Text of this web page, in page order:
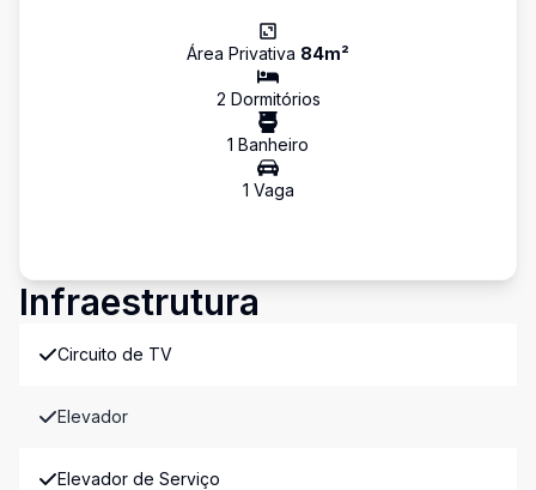
Área Privativa 84m²
2 Dormitórios
1 Banheiro
1 Vaga
Infraestrutura
Circuito de TV
Elevador
Elevador de Serviço